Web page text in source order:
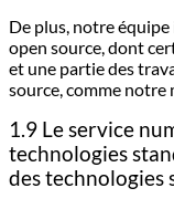
De plus, notre
open source, dont
et une partie des
source, comme notre
1.9 Le service
technologies
des technologies